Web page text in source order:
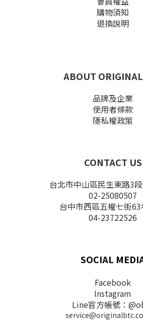
購物須知
退換說明
ABOUT
品牌及企業
使用者條款
隱私權政策
CONTACT US
台北市中山區民生東路3
02-25080507
台中市西區五權七街
04-23722526
SOCIAL
Facebook
Instagram
Line官方帳號：